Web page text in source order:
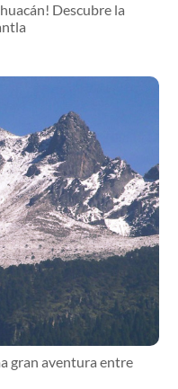
Descubre la
gran aventura entre